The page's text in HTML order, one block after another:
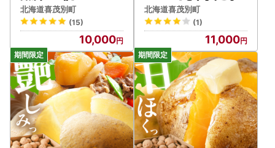
じゃがいも
北海道喜茂別町
(15)
10,000
北海道喜茂別町
(1)
11,000